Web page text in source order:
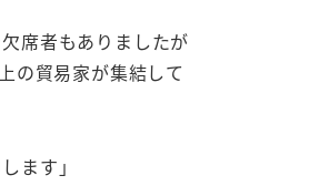
席者もありましたが
の貿易家が集結して
ます」